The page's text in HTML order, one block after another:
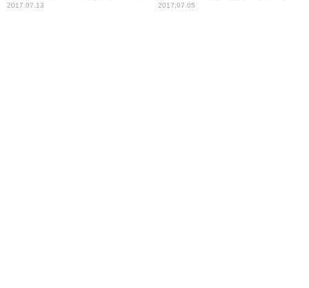
2017.07.13 2017.07.05